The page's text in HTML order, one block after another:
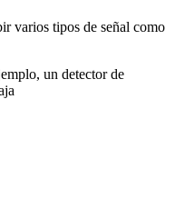
varios tipos de señal como
un detector de